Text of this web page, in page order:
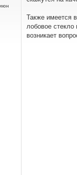
Также имеется
лобовое стекло
возникает